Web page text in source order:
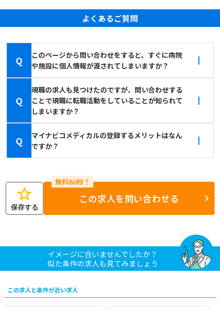
よくあるご質問
Q
このページから問い合わせをすると、すぐに病院
や施設に個人情報が渡されてしまいますか？
Q
現職の求人も見つけたのですが、問い合わせする
ことで現職に転職活動をしていることが知られて
しまいますか？
Q
マイナビコメディカルの登録するメリットはなん
ですか？
star
保存する
この求人を問い合わせる
イメージに合いませんでしたか？
似た条件の求人も見てみましょう
この求人と条件が近い求人